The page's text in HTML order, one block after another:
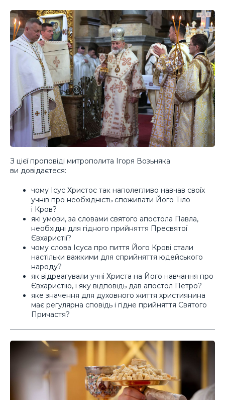
З цієї проповіді митрополита Ігоря Возьняка
ви довідаєтеся:
чому Ісус Христос так наполегливо навчав своїх
учнів про необхідність споживати Його Тіло
і Кров?
які умови, за словами святого апостола Павла,
необхідні для гідного прийняття Пресвятої
Євхаристії?
чому слова Ісуса про пиття Його Крові стали
настільки важкими для сприйняття юдейського
народу?
як відреагували учні Христа на Його навчання про
Євхаристію, і яку відповідь дав апостол Петро?
яке значення для духовного життя християнина
має регулярна сповідь і гідне прийняття Святого
Причастя?